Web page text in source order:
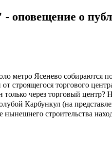
оповещение о
метро Ясенево собираются
строящегося торгового
через торговый центр?
Карбункул (на
строительства